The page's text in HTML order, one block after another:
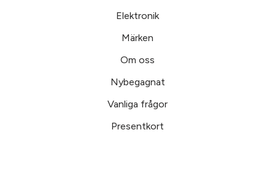
Elektronik
Märken
Om oss
Nybegagnat
Vanliga frågor
Presentkort